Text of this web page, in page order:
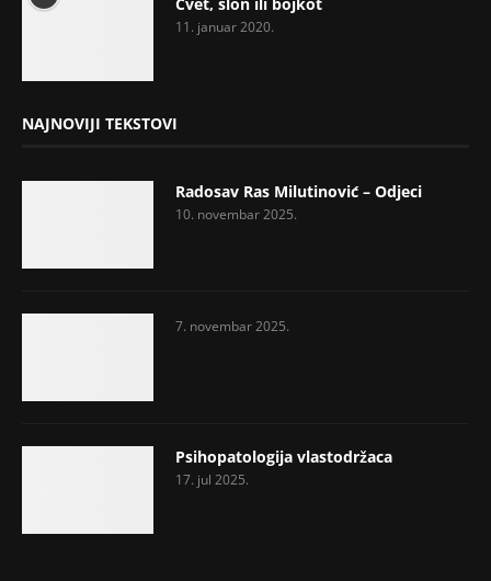
Cvet, slon ili bojkot
11. januar 2020.
NAJNOVIJI TEKSTOVI
Radosav Ras Milutinović – Odjeci
10. novembar 2025.
7. novembar 2025.
Psihopatologija vlastodržaca
17. jul 2025.